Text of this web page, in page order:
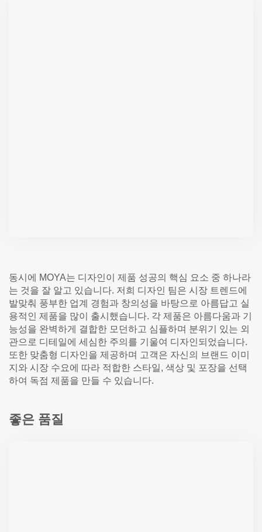
동시에 MOYA는 디자인이 제품 성공의 핵심 요소 중 하나라
는 것을 잘 알고 있습니다. 저희 디자인 팀은 시장 트렌드에
발맞춰 풍부한 업계 경험과 창의성을 바탕으로 아름답고 실
용적인 제품을 많이 출시했습니다. 각 제품은 아름다움과 기
능성을 완벽하게 결합한 모던하고 심플하며 분위기 있는 외
관으로 디테일에 세심한 주의를 기울여 디자인되었습니다.
또한 맞춤형 디자인을 제공하며 고객은 자신의 브랜드 이미
지와 시장 수요에 따라 적합한 스타일, 색상 및 포장을 선택
하여 독점 제품을 만들 수 있습니다.
좋은 품질